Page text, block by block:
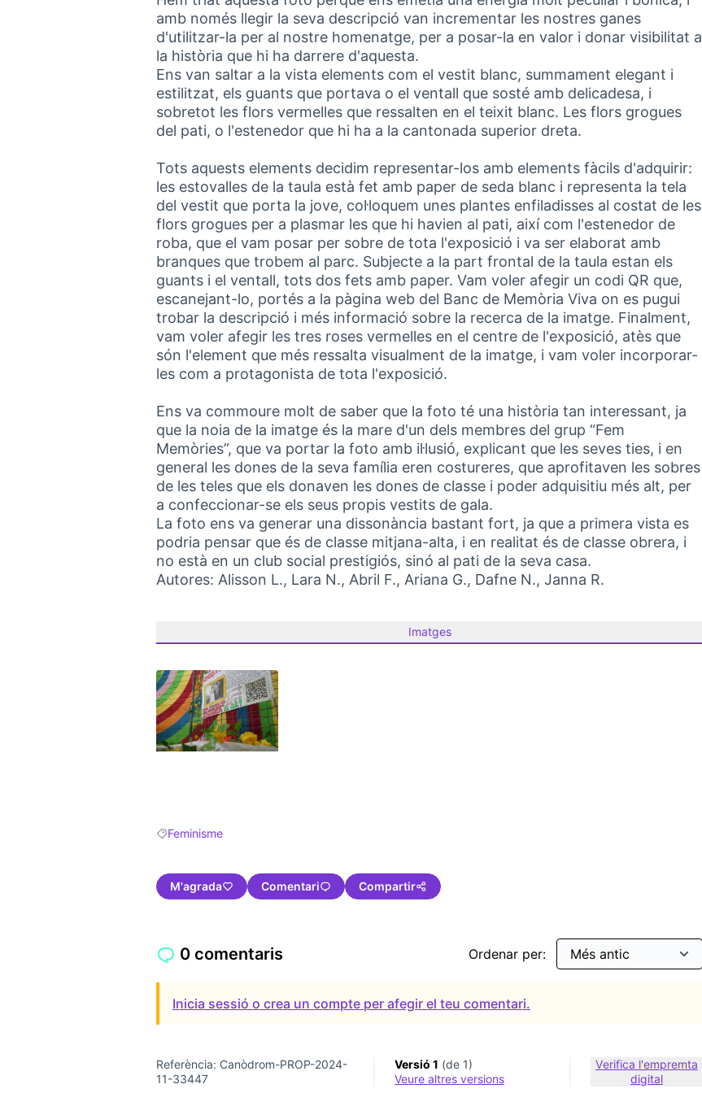
amb només llegir la seva descripció van incrementar les nostres ganes
d'utilitzar-la per al nostre homenatge, per a posar-la en valor i donar visibilitat a
la història que hi ha darrere d'aquesta.
Ens van saltar a la vista elements com el vestit blanc, summament elegant i
estilitzat, els guants que portava o el ventall que sosté amb delicadesa, i
sobretot les flors vermelles que ressalten en el teixit blanc. Les flors grogues
del pati, o l'estenedor que hi ha a la cantonada superior dreta.
Tots aquests elements decidim representar-los amb elements fàcils d'adquirir:
les estovalles de la taula està fet amb paper de seda blanc i representa la tela
del vestit que porta la jove, col·loquem unes plantes enfiladisses al costat de les
flors grogues per a plasmar les que hi havien al pati, així com l'estenedor de
roba, que el vam posar per sobre de tota l'exposició i va ser elaborat amb
branques que trobem al parc. Subjecte a la part frontal de la taula estan els
guants i el ventall, tots dos fets amb paper. Vam voler afegir un codi QR que,
escanejant-lo, portés a la pàgina web del Banc de Memòria Viva on es pugui
trobar la descripció i més informació sobre la recerca de la imatge. Finalment,
vam voler afegir les tres roses vermelles en el centre de l'exposició, atès que
són l'element que més ressalta visualment de la imatge, i vam voler incorporar-
les com a protagonista de tota l'exposició.
Ens va commoure molt de saber que la foto té una història tan interessant, ja
que la noia de la imatge és la mare d'un dels membres del grup “Fem
Memòries”, que va portar la foto amb il·lusió, explicant que les seves ties, i en
general les dones de la seva família eren costureres, que aprofitaven les sobres
de les teles que els donaven les dones de classe i poder adquisitiu més alt, per
a confeccionar-se els seus propis vestits de gala.
La foto ens va generar una dissonància bastant fort, ja que a primera vista es
podria pensar que és de classe mitjana-alta, i en realitat és de classe obrera, i
no està en un club social prestigiós, sinó al pati de la seva casa.
Autores: Alisson L., Lara N., Abril F., Ariana G., Dafne N., Janna R.
Imatges
Resultats en filtrar per: Feminisme
Feminisme
M'agrada Comentari Compartir
0 comentaris Ordenar per:
Inicia sessió o crea un compte per afegir el teu comentari.
Referència: Canòdrom-PROP-2024-
11-33447
Versió 1 (de 1)
veure altres versions
Verifica l'empremta
digital